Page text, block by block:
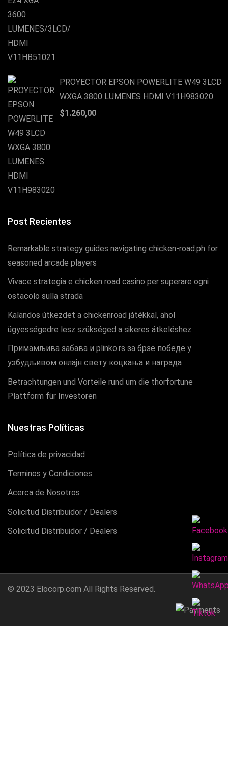
PROYECTOR EPSON POWERLITE W49 3LCD
WXGA 3800 LUMENES HDMI V11H983020
$1.260,00
Post Recientes
Remarkable strategy guides navigating chicken-road.ph for
seasoned arcade players
Vivace strategia e chicken road casino per superare ogni
ostacolo sulla strada
Kalandos útkezdet a chickenroad játékkal, ahol
ügyességedre lesz szükséged a sikeres átkeléshez
Примамљива забава и plinko.rs за брзе победе у
узбудљивом онлајн свету коцкања и награда
Betrachtungen und Vorteile rund um die thorfortune
Plattform für Investoren
Nuestras Políticas
Política de privacidad
Terminos y Condiciones
Acerca de Nosotros
Solicitud Distribuidor / Dealers
Solicitud Distribuidor / Dealers
© 2023 Elocorp.com All Rights Reserved.